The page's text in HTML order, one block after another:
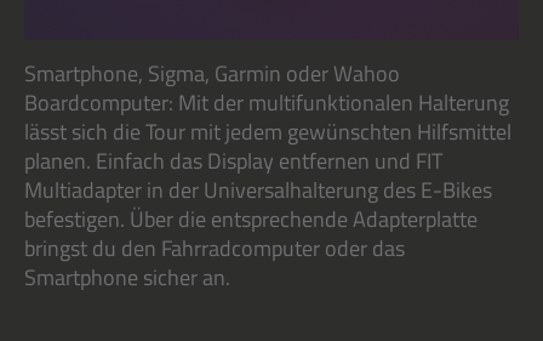
Smartphone, Sigma, Garmin oder Wahoo
Boardcomputer: Mit der multifunktionalen Halterung
lässt sich die Tour mit jedem gewünschten Hilfsmittel
planen. Einfach das Display entfernen und FIT
Multiadapter in der Universalhalterung des E-Bikes
befestigen. Über die entsprechende Adapterplatte
bringst du den Fahrradcomputer oder das
Smartphone sicher an.